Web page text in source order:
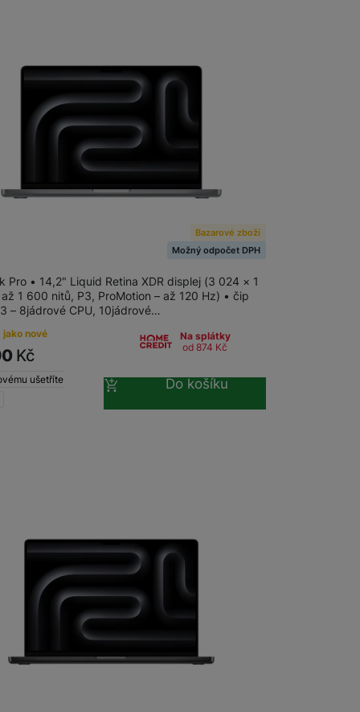
iMac
iMac M4 (2024)
Apple Studio Display
Pro 14" M3 8-CPU/10-
512GB/SG
Bazarové zboží
Možný odpočet DPH
Pro • 14,2" Liquid Retina XDR displej (3 024 × 1
1 600 nitů, P3, ProMotion – až 120 Hz) • čip
– 8jádrové CPU, 10jádrové…
jako nové
Kč
ušetříte
Na splátky
od 874 Kč
Do košíku